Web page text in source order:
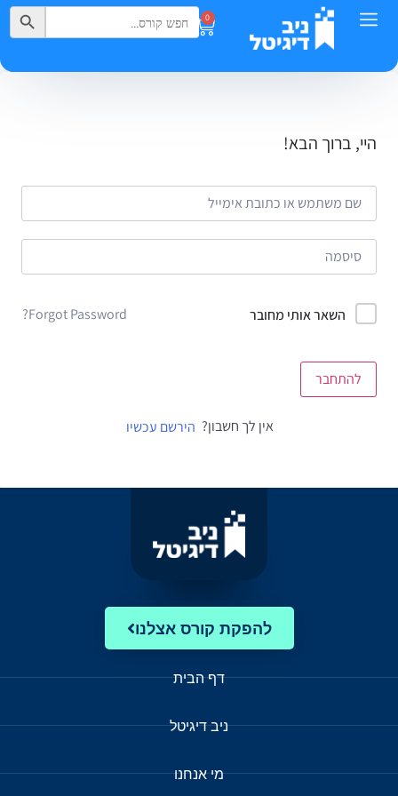
0
Search
for:
Search Button
היי, ברוך הבא!
השאר אותי מחובר Forgot Password?
להתחבר
אין לך חשבון? הירשם עכשיו
להפקת קורס אצלנו
דף הבית
ניב דיגיטל
מי אנחנו